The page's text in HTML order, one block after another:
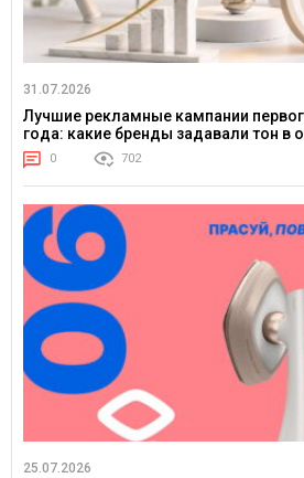
31.07.2026
Лучшие рекламные кампании
года: какие бренды задавали тон в
0 702
25.07.2026